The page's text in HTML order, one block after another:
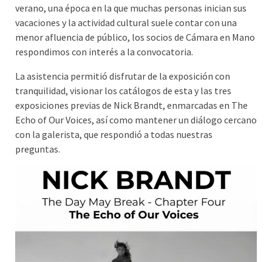
verano, una época en la que muchas personas inician sus
vacaciones y la actividad cultural suele contar con una
menor afluencia de público, los socios de Cámara en Mano
respondimos con interés a la convocatoria.
La asistencia permitió disfrutar de la exposición con
tranquilidad, visionar los catálogos de esta y las tres
exposiciones previas de Nick Brandt, enmarcadas en The
Echo of Our Voices, así como mantener un diálogo cercano
con la galerista, que respondió a todas nuestras
preguntas.